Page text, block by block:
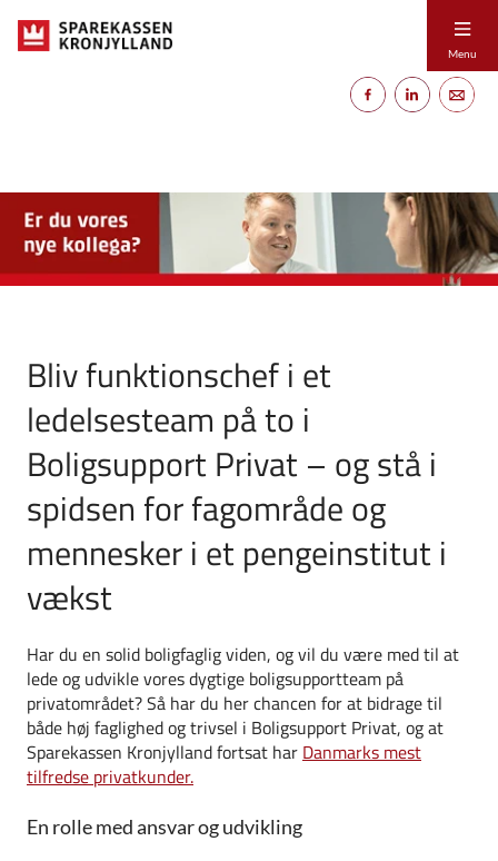
Menu
Bliv funktionschef i et
ledelsesteam på to i
Boligsupport Privat – og stå i
spidsen for fagområde og
mennesker i et pengeinstitut i
vækst
Har du en solid boligfaglig viden, og vil du være med til at
lede og udvikle vores dygtige boligsupportteam på
privatområdet? Så har du her chancen for at bidrage til
både høj faglighed og trivsel i Boligsupport Privat, og at
Sparekassen Kronjylland fortsat har Danmarks mest
tilfredse privatkunder.
En rolle med ansvar og udvikling